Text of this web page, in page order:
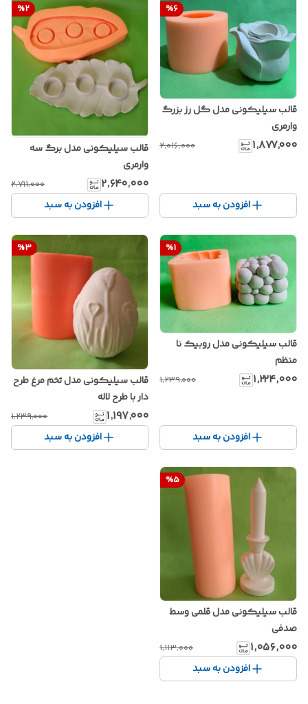
%6
قالب سیلیکونی مدل گل رز بزرگ
وارمری
۱٬۸۷۷٬۰۰۰ ۲٬۰۱۶٬۰۰۰
افزودن به سبد
%2
قالب سیلیکونی مدل برگ سه
وارمری
۲٬۶۴۰٬۰۰۰ ۲٬۷۱۱٬۰۰۰
افزودن به سبد
%1
قالب سیلیکونی مدل روبیک نا
منظم
۱٬۲۲۴٬۰۰۰ ۱٬۲۳۹٬۰۰۰
افزودن به سبد
%3
قالب سیلیکونی مدل تخم مرغ طرح
دار با طرح لاله
۱٬۱۹۷٬۰۰۰ ۱٬۲۳۹٬۰۰۰
افزودن به سبد
%5
قالب سیلیکونی مدل قلمی وسط
صدفی
۱٬۰۵۶٬۰۰۰ ۱٬۱۱۳٬۰۰۰
افزودن به سبد